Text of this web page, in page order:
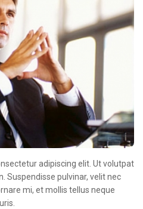
adipiscing elit. Ut volutpat
Suspendisse pulvinar, velit nec
mi, et mollis tellus neque